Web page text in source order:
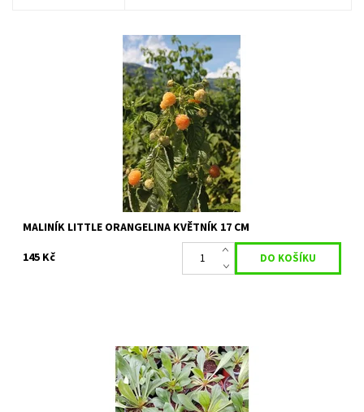
Trpasličí rostliny do 100 cm, rozvětvené• vhodné do nádob,
balkony, malé zahrádky• podzimní maliny, zrají od pol. července.•
středně velké zaoblené...
Skladem 9 ks
80/1299
MALINÍK LITTLE ORANGELINA KVĚTNÍK 17 CM
145 Kč
Tradiční trvalka pěstovaná hlavně pro sušení. Vytváří přízemní
růžici listů, ze které vyrůstají bohatě rozvětvené laty drobných